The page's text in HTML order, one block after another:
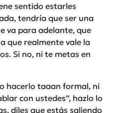
sentido estarles
tendría que ser una
va para adelante, que
que realmente vale la
Si no, ni te metas en
hacerlo taaan formal, ni
con ustedes”, hazlo lo
diles que estás saliendo